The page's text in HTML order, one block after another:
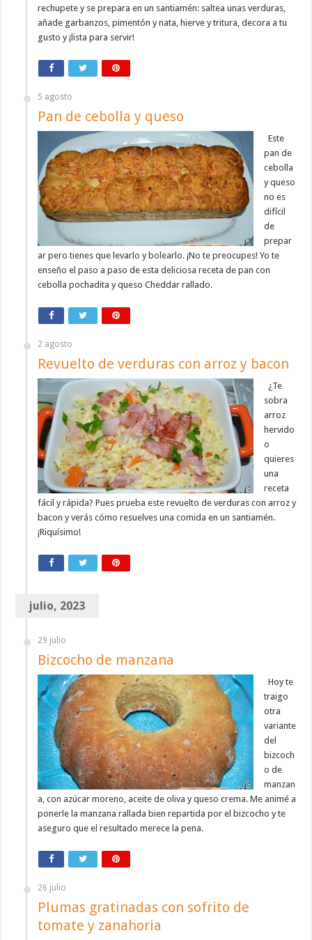
rechupete y se prepara en un santiamén: saltea unas verduras,
añade garbanzos, pimentón y nata, hierve y tritura, decora a tu
gusto y ¡lista para servir!
5 agosto
Pan de cebolla y queso
Este
pan de
cebolla
y queso
no es
difícil
de
prepar
ar pero tienes que levarlo y bolearlo. ¡No te preocupes! Yo te
enseño el paso a paso de esta deliciosa receta de pan con
cebolla pochadita y queso Cheddar rallado.
2 agosto
Revuelto de verduras con arroz y bacon
¿Te
sobra
arroz
hervido
o
quieres
una
receta
fácil y rápida? Pues prueba este revuelto de verduras con arroz y
bacon y verás cómo resuelves una comida en un santiamén.
¡Riquísimo!
julio, 2023
29 julio
Bizcocho de manzana
Hoy te
traigo
otra
variante
del
bizcoch
o de
manzan
a, con azúcar moreno, aceite de oliva y queso crema. Me animé a
ponerle la manzana rallada bien repartida por el bizcocho y te
aseguro que el resultado merece la pena.
26 julio
Plumas gratinadas con sofrito de
tomate y zanahoria